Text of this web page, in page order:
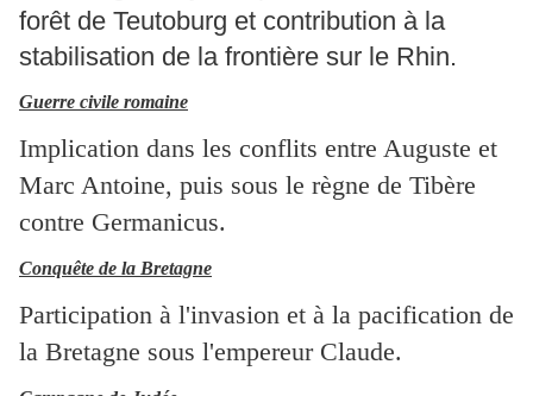
forêt de Teutoburg et contribution à la
stabilisation de la frontière sur le Rhin.
Guerre civile romaine
Implication dans les conflits entre Auguste et
Marc Antoine, puis sous le règne de Tibère
contre Germanicus.
Conquête de la Bretagne
Participation à l'invasion et à la pacification de
la Bretagne sous l'empereur Claude.